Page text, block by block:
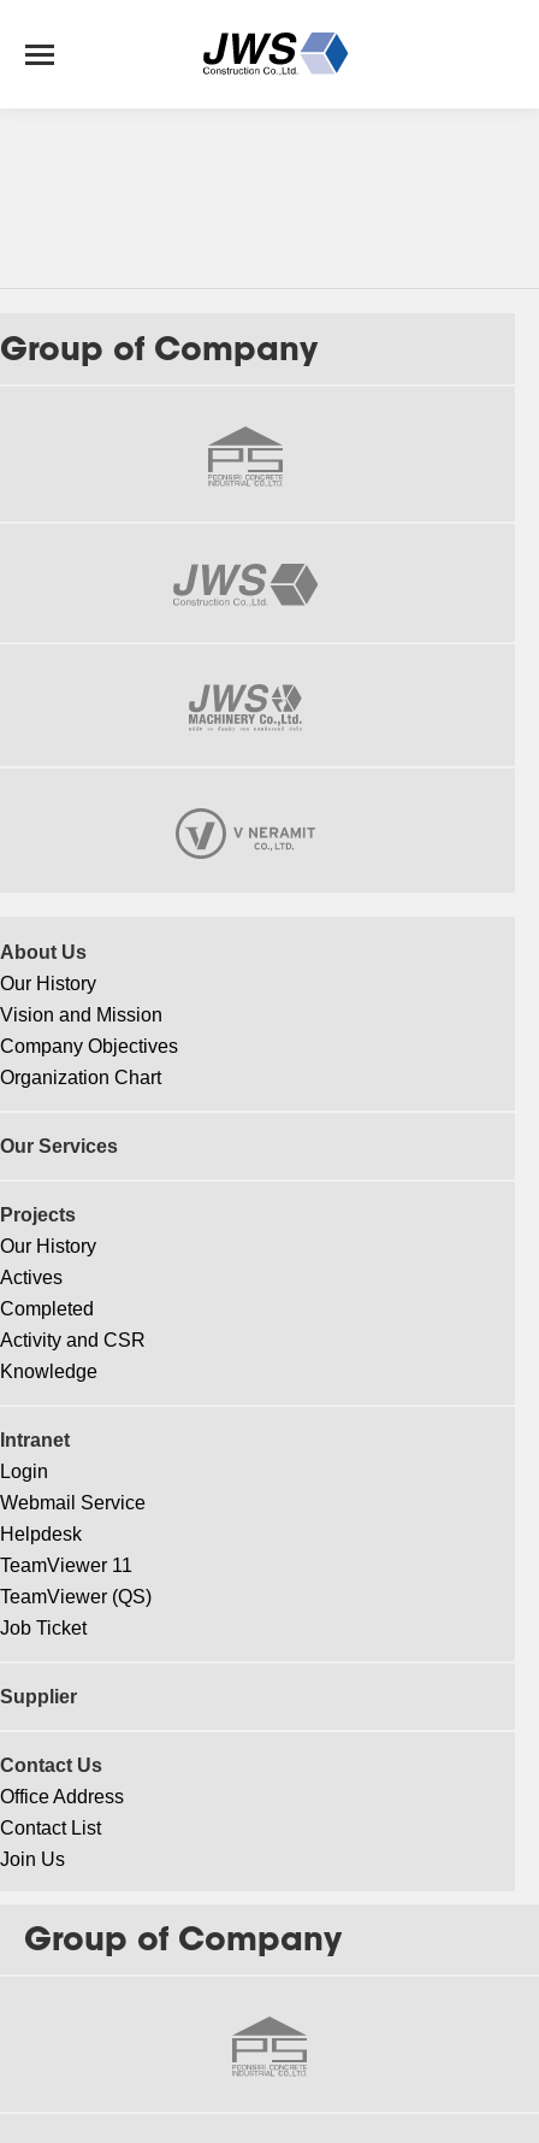
Group of Company
About Us
Our History
Vision and Mission
Company Objectives
Organization Chart
Our Services
Projects
Our History
Actives
Completed
Activity and CSR
Knowledge
Intranet
Login
Webmail Service
Helpdesk
TeamViewer 11
TeamViewer (QS)
Job Ticket
Supplier
Contact Us
Office Address
Contact List
Join Us
Group of Company